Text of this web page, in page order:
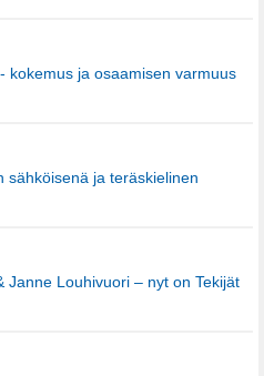
kokemus ja osaamisen varmuus
sähköisenä ja teräskielinen
Janne Louhivuori – nyt on Tekijät